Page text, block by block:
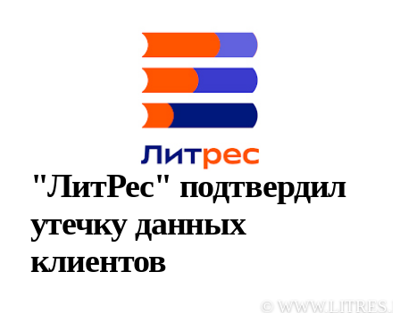
"ЛитРес" подтвердил
утечку данных
клиентов
©